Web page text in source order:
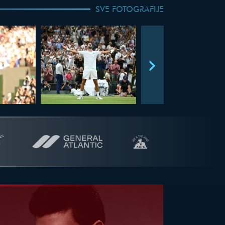
SVE FOTOGRAFIJE